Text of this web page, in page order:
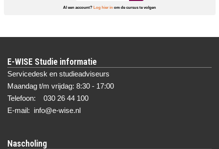
Al een account? Log hier in om de cursus te volgen
E-WISE Studie informatie
Servicedesk en studieadviseurs
Maandag t/m vrijdag: 8:30 - 17:00
Telefoon: 030 26 44 100
E-mail: info@e-wise.nl
Nascholing